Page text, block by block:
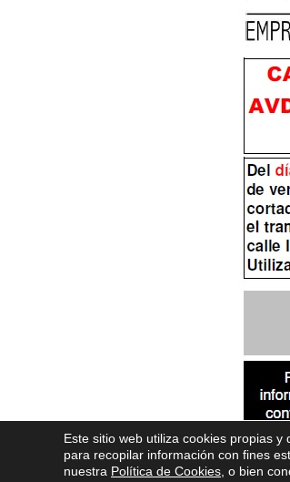
Este sitio web utiliza cookies propias
para recopilar información con fines
nuestra Política de Cookies , o bien